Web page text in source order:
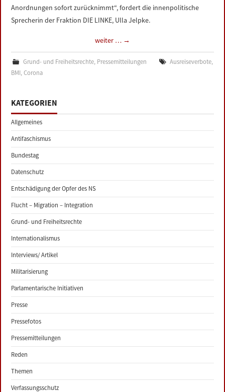
IMPRESSUM
Anordnungen sofort zurücknimmt“, fordert die innenpolitische
Sprecherin der Fraktion DIE LINKE, Ulla Jelpke.
weiter … →
Grund- und Freiheitsrechte, Pressemitteilungen Ausreiseverbote,
BMI,Corona
KATEGORIEN
Allgemeines
Antifaschismus
Bundestag
Datenschutz
Entschädigung der Opfer des NS
Flucht – Migration – Integration
Grund- und Freiheitsrechte
Internationalismus
Interviews/ Artikel
Militarisierung
Parlamentarische Initiativen
Presse
Pressefotos
Pressemitteilungen
Reden
Themen
Verfassungsschutz